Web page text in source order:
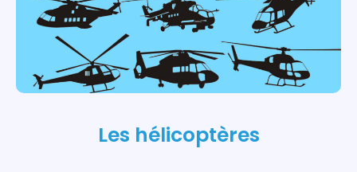
Les hélicoptères